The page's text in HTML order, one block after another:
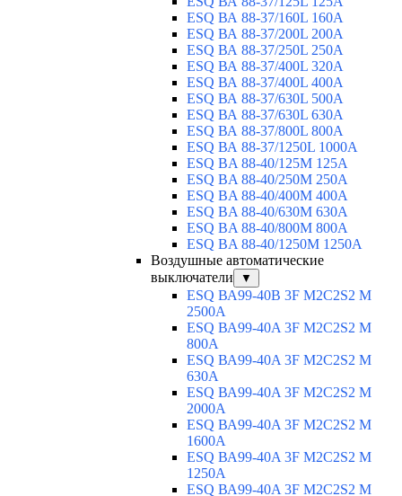
ESQ ВА 88-37/160L 160A
ESQ ВА 88-37/200L 200A
ESQ ВА 88-37/250L 250A
ESQ ВА 88-37/400L 320A
ESQ ВА 88-37/400L 400A
ESQ ВА 88-37/630L 500A
ESQ ВА 88-37/630L 630A
ESQ ВА 88-37/800L 800A
ESQ ВА 88-37/1250L 1000A
ESQ BA 88-40/125M 125A
ESQ BA 88-40/250M 250A
ESQ BA 88-40/400M 400A
ESQ BA 88-40/630М 630A
ESQ BA 88-40/800M 800A
ESQ BA 88-40/1250М 1250A
Воздушные автоматические
выключатели
▼
ESQ ВА99-40B 3F M2C2S2 M
2500A
ESQ ВА99-40A 3F M2C2S2 М
800A
ESQ ВА99-40A 3F M2C2S2 М
630A
ESQ ВА99-40A 3F M2C2S2 М
2000A
ESQ ВА99-40A 3F M2C2S2 М
1600A
ESQ ВА99-40A 3F M2C2S2 М
1250A
ESQ ВА99-40A 3F M2C2S2 М